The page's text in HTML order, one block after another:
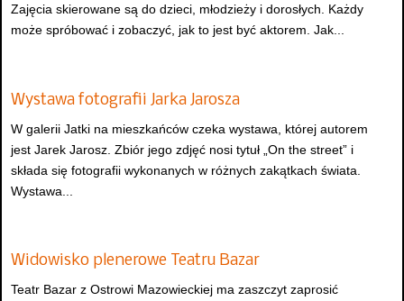
Zajęcia skierowane są do dzieci, młodzieży i dorosłych. Każdy
może spróbować i zobaczyć, jak to jest być aktorem. Jak...
Wystawa fotografii Jarka Jarosza
W galerii Jatki na mieszkańców czeka wystawa, której autorem
jest Jarek Jarosz. Zbiór jego zdjęć nosi tytuł „On the street” i
składa się fotografii wykonanych w różnych zakątkach świata.
Wystawa...
Widowisko plenerowe Teatru Bazar
Teatr Bazar z Ostrowi Mazowieckiej ma zaszczyt zaprosić